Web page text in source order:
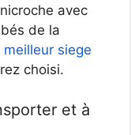
avec
de la
meilleur siege
choisi.
et à